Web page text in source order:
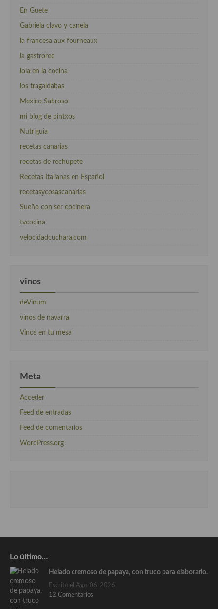
En Guete
Gabriela clavo y canela
la francesa aux fourneaux
la gastrored
lola en la cocina
los tragaldabas
Mexico Sabroso
mi blog de pintxos
Nutriguia
recetas canarias
recetas de rechupete
Recetas Italianas en Español
recetasycosascanarias
Sueño con ser cocinera
tvcocina
velocidadcuchara.com
vinos
deVinum
vinos de navarra
Vinos en tu mesa
Meta
Acceder
Feed de entradas
Feed de comentarios
WordPress.org
Lo último…
Helado cremoso de papaya, con truco para elaborarlo.
Escrito el Ago-06-2026
12 Comentarios